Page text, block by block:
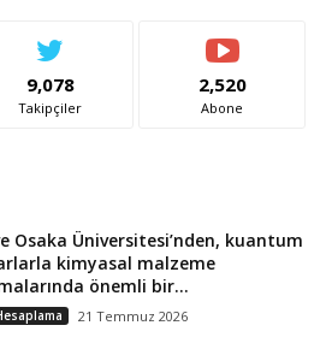
9,078
Takipçiler
2,520
Abone
Osaka Üniversitesi’nden, kuantum
kimyasal malzeme
önemli bir...
21 Temmuz 2026